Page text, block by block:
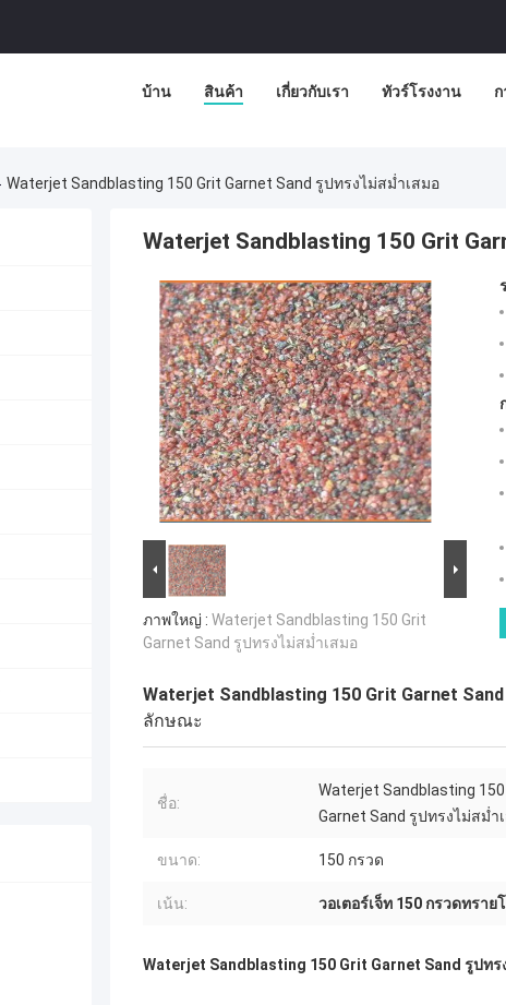
บ้าน สินค้า เกี่ยวกับเรา ทัวร์โรงงาน
Waterjet Sandblasting 150 Grit Garnet Sand รูปทรงไม่สม่ำเสมอ
Waterjet Sandblasting 150 Grit
ภาพใหญ่ : Waterjet Sandblasting 150 Grit
Garnet Sand รูปทรงไม่สม่ำเสมอ
Waterjet Sandblasting 150 Grit Garnet
ลักษณะ
ชื่อ:
Waterjet Sandblasting 150
Garnet Sand รูปทรงไม่สม่ำ
ขนาด: 150 กรวด
เน้น: วอเตอร์เจ็ท 150 กรวดทราย
Waterjet Sandblasting 150 Grit Garnet Sand รูปทร